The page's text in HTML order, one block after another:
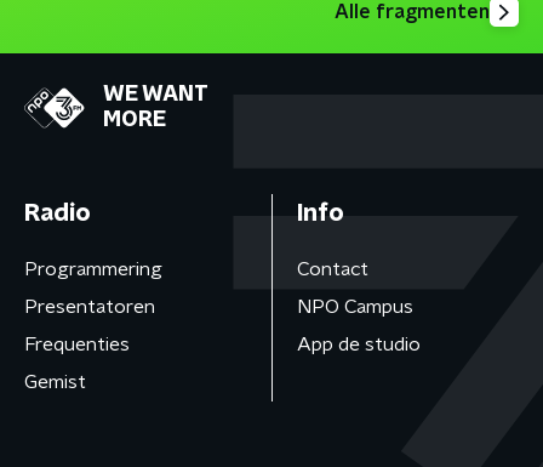
Alle fragmenten
WE WANT
MORE
Radio
Programmering
Presentatoren
Frequenties
Gemist
Info
Contact
NPO Campus
App de studio